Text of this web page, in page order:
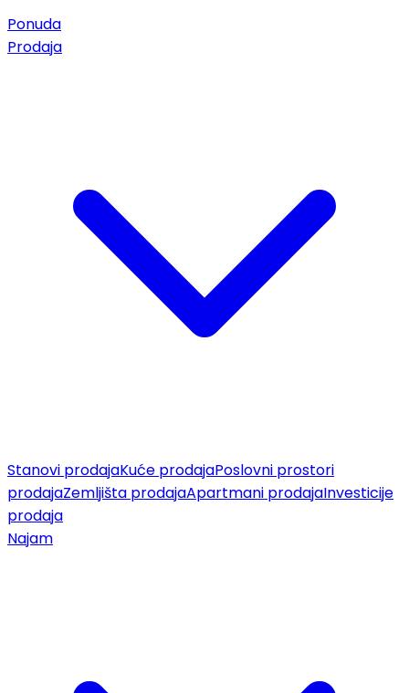
Ponuda
Prodaja
Stanovi prodajaKuće prodajaPoslovni prostori
prodajaZemljišta prodajaApartmani prodajaInvesticije
prodaja
Najam